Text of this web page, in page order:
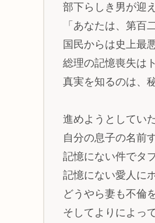
部下らしき男が迎
「あなたは、第百
国民からは史上最
総理の記憶喪失は
真実を知るのは、
進めようとしてい
自分の息子の名前
記憶にない件でタ
記憶にない愛人に
どうやら妻も不倫
そしてよりによっ